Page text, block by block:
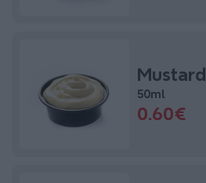
Mustard
50ml
0.60€